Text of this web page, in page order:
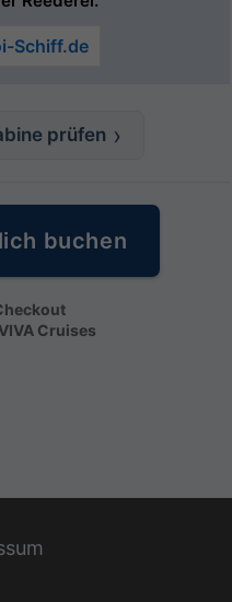
Schiff.de
prüfen
buchen
Cruises